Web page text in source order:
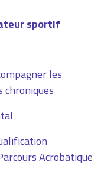
sportif
les
Acrobatique